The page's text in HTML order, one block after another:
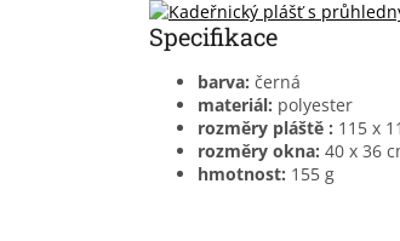
Specifikace
barva: černá
materiál: polyester
rozměry pláště : 115 x
rozměry okna: 40 x 36
hmotnost: 155 g